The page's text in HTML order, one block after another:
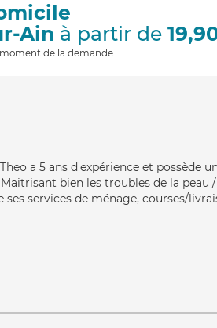
Ain à partir de
de la demande
a 5 ans d'expérience et possède
bien les troubles de la peau
services de ménage, courses/